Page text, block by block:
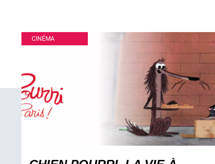
CINÉMA